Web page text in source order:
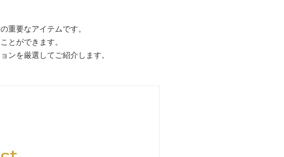
重要なアイテムです。
とができます。
ンを厳選してご紹介します。